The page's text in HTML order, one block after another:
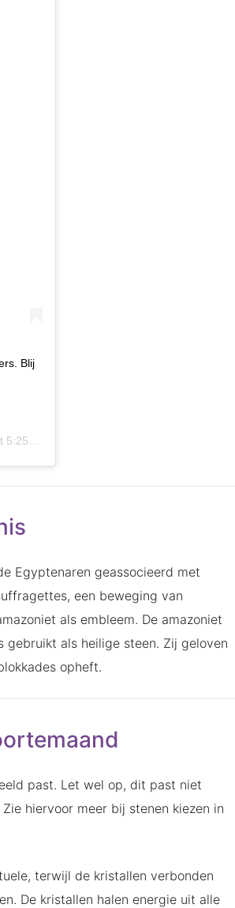
Blij
PST
Egyptenaren geassocieerd met
een beweging van
als embleem. De amazoniet
als heilige steen. Zij geloven
opheft.
past. Let wel op, dit past niet
hiervoor meer bij stenen kiezen in
terwijl de kristallen verbonden
De kristallen halen energie uit alle